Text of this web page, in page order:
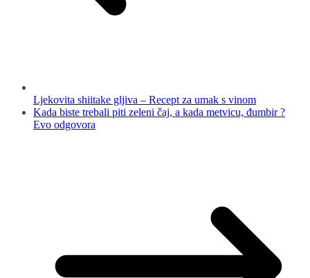
Ljekovita shiitake gljiva – Recept za umak s vinom
Kada biste trebali piti zeleni čaj, a kada metvicu, đumbir ?
Evo odgovora